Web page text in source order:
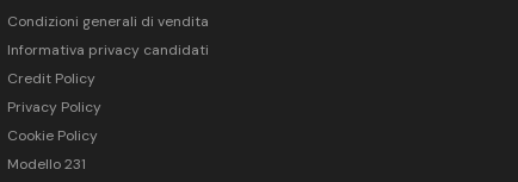
Condizioni generali di vendita
Informativa privacy candidati
Credit Policy
Privacy Policy
Cookie Policy
Modello 231